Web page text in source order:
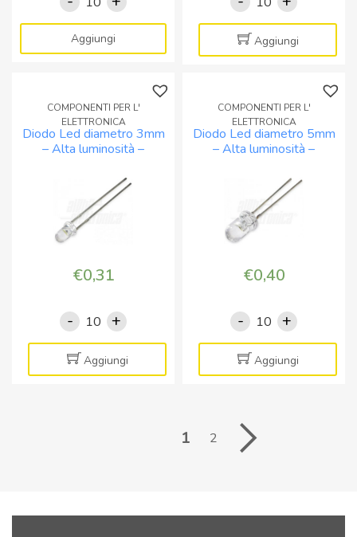
Led
diametro
3mm
luminosità
-
Lente
VERDE
quantità
Aggiungi
Led
diametro
3mm
luminosità
-
ROSSO
Aggiungi
COMPONENTI PER L'
ELETTRONICA
Diodo Led diametro 3mm
– Alta luminosità –
€0,31
-
Diodo
Led
diametro
3mm
+
Aggiungi
COMPONENTI PER L'
ELETTRONICA
Diodo Led diametro 5mm
– Alta luminosità –
€0,40
-
Diodo
Led
diametro
5mm
luminosità
quantità
+
Aggiungi
1 2